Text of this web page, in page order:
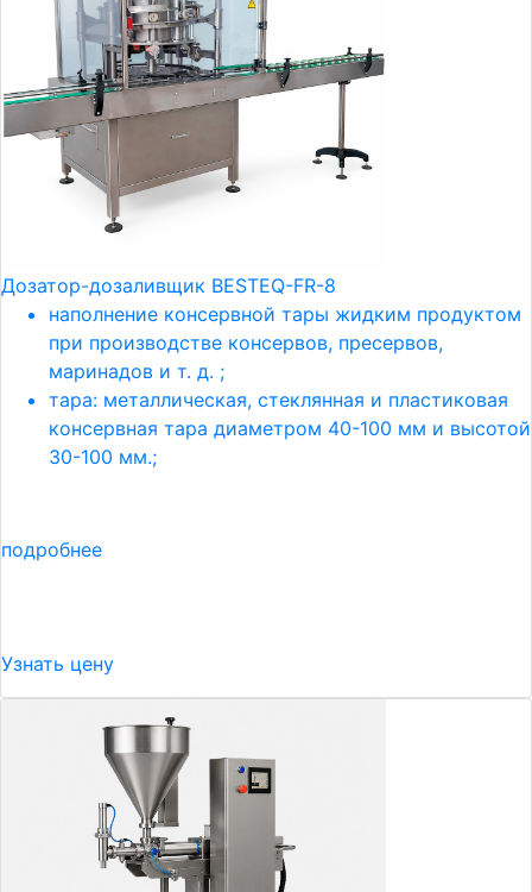
Дозатор-дозаливщик BESTEQ-FR-8
наполнение консервной тары жидким продуктом
при производстве консервов, пресервов,
маринадов и т. д. ;
тара: металлическая, стеклянная и пластиковая
консервная тара диаметром 40-100 мм и высотой
30-100 мм.;
подробнее
Узнать цену